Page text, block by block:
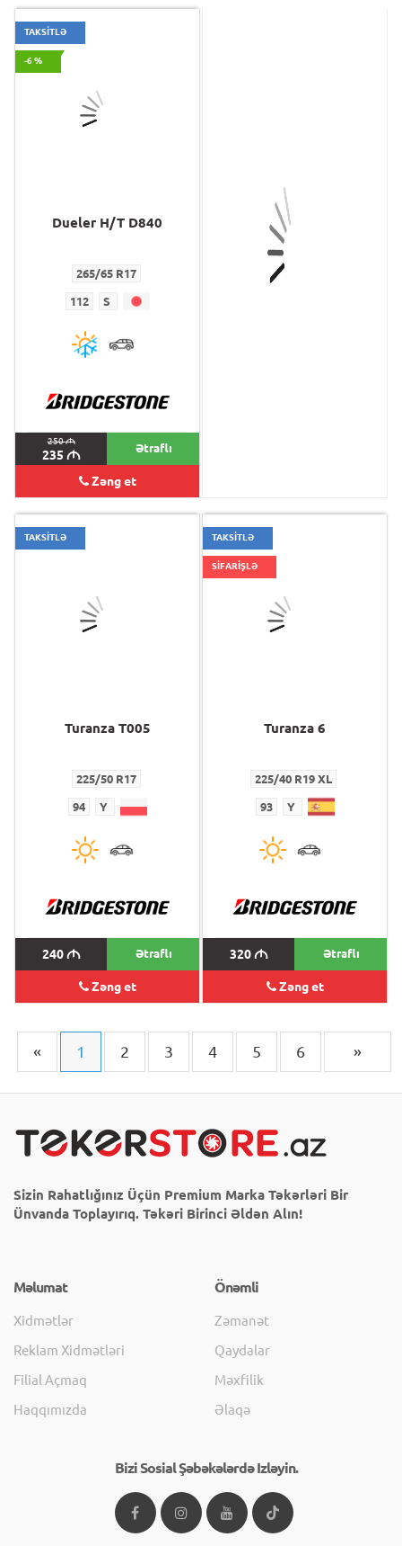
TAKSİTLƏ
-6 %
Dueler H/T D840
265/65 R17
112 S
250M
235 M Ətraflı
Zəng et
Turanza T005
225/50 R17
TAKSİTLƏ
Turanza T005
225/50 R17
94 Y
240M Ətraflı
Zəng et
TAKSİTLƏ
SİFARİŞLƏ
Turanza 6
225/40 R19 XL
93 Y
320M Ətraflı
Zəng et
« 1 2 3 4 5 6 »
Sizin Rahatlığınız Üçün Premium Marka Təkərləri Bir
Ünvanda Toplayırıq. Təkəri Birinci Əldən Alın!
Məlumat
Xidmətlər
Reklam Xidmətləri
Filial Açmaq
Haqqımızda
Önəmli
Zəmanət
Qaydalar
Məxfilik
Əlaqə
Bizi Sosial Şəbəkələrdə Izləyin.